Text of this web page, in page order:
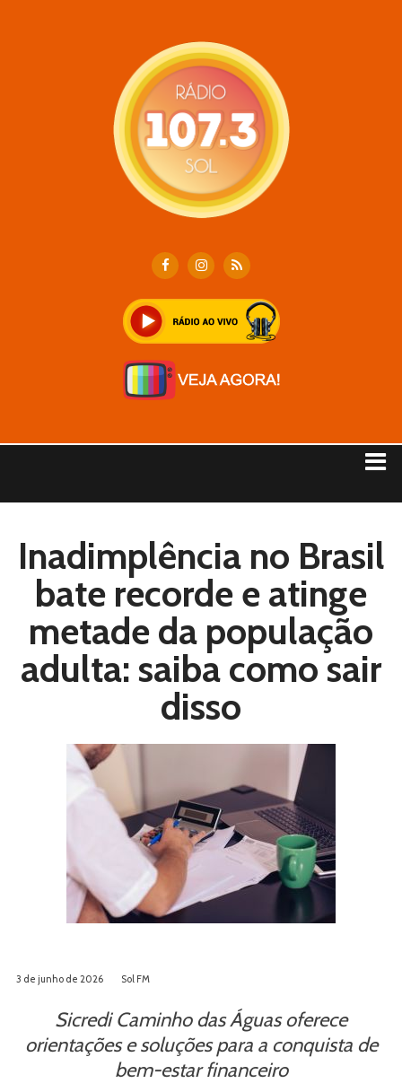
Inadimplência no Brasil
bate recorde e atinge
metade da população
adulta: saiba como sair
disso
3 de junho de 2026 Sol FM
Sicredi Caminho das Águas oferece
orientações e soluções para a conquista de
bem-estar financeiro